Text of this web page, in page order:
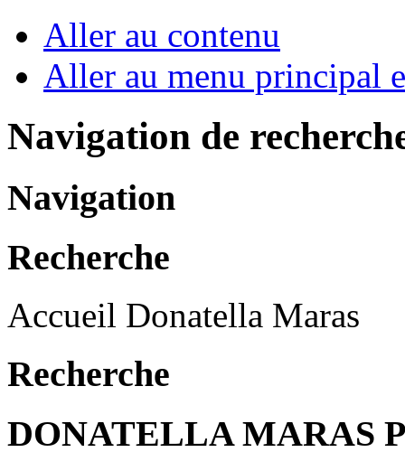
Aller au contenu
Aller au menu principal
Navigation de
Navigation
Recherche
Accueil Donatella Maras
Recherche
DONATELLA MARAS